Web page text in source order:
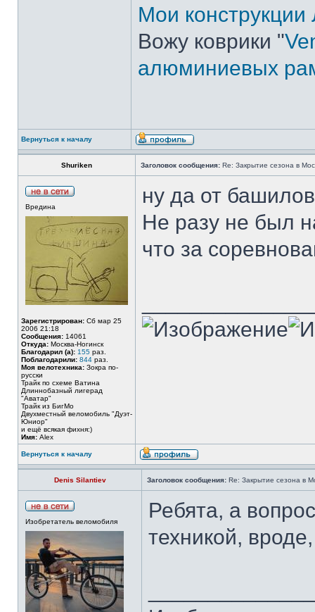
Мои конструкции
Вожу коврики "
алюминиевых
Вернуться к началу
Shuriken Заголовок сообщения: Re: Закрытие сезона в
Вредина
Зарегистрирован: Сб мар 25
2006 21:18
Сообщения: 14061
Откуда: Москва-Ногинск
Благодарил (а): 155 раз.
Поблагодарили: 844 раз.
Моя велотехника: Зокра по-
русски
Трайк по схеме Ватина
Длиннобазный лигерад
"Аватар"
Трайк из БигМо
Двухместный веломобиль "Дуэт-
Юниор"
и ещё всякая фихня:)
Имя: Alex
ну да от
Не разу не был
что за
Вернуться к началу
Denis Silantiev Заголовок сообщения: Re: Закрытие сезона в
Изобретатель веломобиля
Ребята, а
техникой,